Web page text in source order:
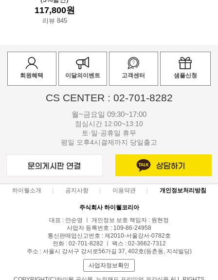
117,800원
리뷰 845
회원혜택 이달의이벤트 고객센터 샘플신청
CS CENTER : 02-701-8282
월~금요일 09:30~17:00
점심시간 12:00~13:10
토·일·공휴일 휴무
평일 오후4시결제까지 당일출고
하이웰소개 공지사항 이용약관 개인정보처리방침
주식회사 하이웰코리아
대표 : 안순영 ㅣ 개인정보 보호 책임자 : 원현정
사업자 등록번호 : 109-86-24958
통신판매업신고번호 : 제2010-서울강서-0782호
전화 : 02-701-8282 ㅣ 팩스 : 02-3662-7312
주소 : 서울시 강서구 강서로56가길 37, 402호(등촌동, 지석빌딩)
사업자정보확인